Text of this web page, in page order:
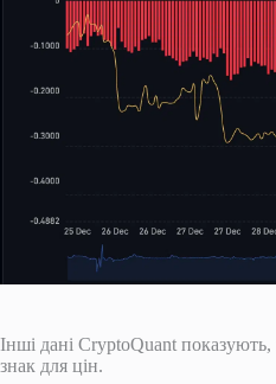
Інші дані CryptoQuant
знак для цін.